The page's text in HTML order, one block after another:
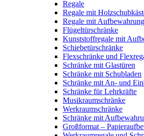
Regale
Regale mit
Regale mit
Flügeltürschränke
Kunststoffregale mit
Schiebetürschränke
Flexschränke und
Schränke mit Glastüren
Schränke mit Schubladen
Schränke mit An- und
Schränke für Lehrkräfte
Musikraumschränke
Werkraumschränke
Schränke mit
Großformat –